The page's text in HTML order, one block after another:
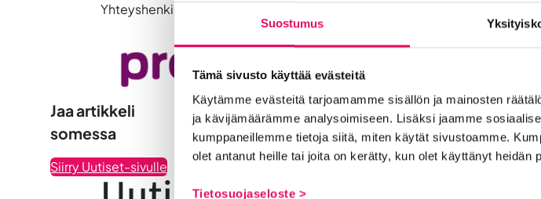
Suostumus
Tämä sivusto käyttää evästeitä
Käytämme evästeitä tarjoamamme sisällön ja mainosten
ja kävijämäärämme analysoimiseen. Lisäksi jaamme
kumppaneillemme tietoja siitä, miten käytät sivustoamme.
olet antanut heille tai joita on kerätty, kun olet käyttänyt heidän
Tietosuojaseloste >
Yhteyshenkilö: Piia-Marika Jokela, tapahtumakoordinaattori, p.
Jaa artikkeli
somessa
Siirry Uutiset-sivulle